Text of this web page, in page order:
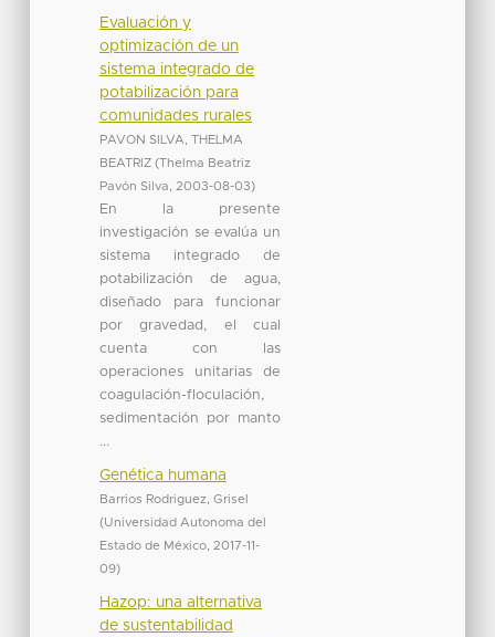
Evaluación y
optimización de un
sistema integrado de
potabilización para
comunidades rurales
PAVON SILVA, THELMA
BEATRIZ (Thelma Beatriz
Pavón Silva
2003-08-03)
En la presente
investigación se evalúa un
sistema integrado de
potabilización de agua,
diseñado para funcionar
por gravedad, el cual
cuenta con las
operaciones unitarias de
coagulación-floculación,
sedimentación por manto
...
Genética humana
Barrios Rodriguez, Grisel
(Universidad Autonoma del
Estado de México, 2017-11-
09)
Hazop: una alternativa
de sustentabilidad